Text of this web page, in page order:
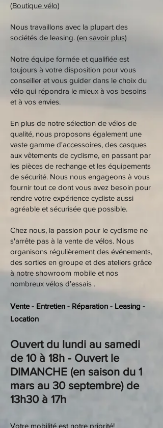
(Boutique vélo)
Nous travaillons avec la plupart des
sociétés de leasing. (en savoir plus)
Notre équipe formée et qualifiée est
toujours à votre disposition pour vous
conseiller et vous guider dans le choix du
vélo qui répondra le mieux à vos besoins
et à vos envies.
En plus de notre sélection de vélos de
qualité, nous proposons également une
vaste gamme d'accessoires, des casques
aux vêtements de cyclisme, en passant par
les pièces de rechange et les équipements
de sécurité. Nous nous engageons à vous
fournir tout ce dont vous avez besoin pour
rendre votre expérience cycliste aussi
agréable et sécurisée que possible.
Chez nous, la passion pour le cyclisme ne
s'arrête pas à la vente de vélos. Nous
organisons régulièrement des événements,
des sorties en groupe et des ateliers grâce
à notre showroom mobile et nos
nombreux vélos d’essais .
Vente - Entretien - Réparation - Leasing -
Location
Ouvert du lundi au samedi
de 10 à 18h - Ouvert le
DIMANCHE (en saison du 1
mars au 30 septembre) de
13h30 à 17h
Votre mobilité est notre priorité!